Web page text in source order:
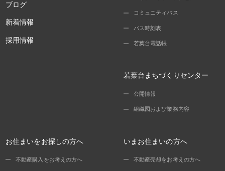
ブログ
新着情報
採用情報
コミュニティバス
バス時刻表
若葉台電話帳
若葉台まちづくりセンター
公開情報
組織図および業務内容
お住まいをお探しの方へ
不動産購入をお考えの方へ
いまお住まいの方へ
不動産売却をお考えの方へ